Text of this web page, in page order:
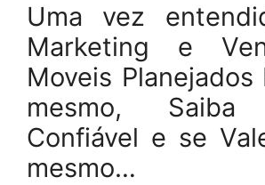
Uma vez
Marketing e
Moveis Planejados
mesmo,
Confiável e se
mesmo…